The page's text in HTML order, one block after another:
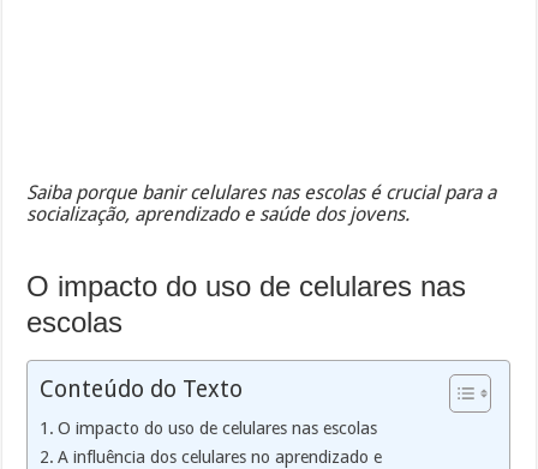
Saiba porque banir celulares nas escolas é crucial para a
socialização, aprendizado e saúde dos jovens.
O impacto do uso de celulares nas
escolas
Conteúdo do Texto
O impacto do uso de celulares nas escolas
A influência dos celulares no aprendizado e